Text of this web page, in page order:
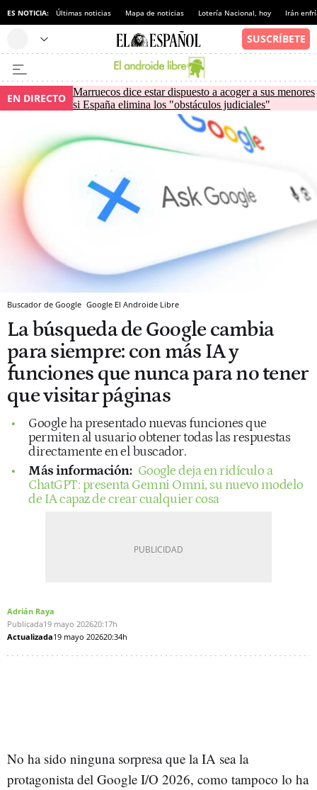
ES NOTICIA: Últimas noticias Mapa de noticias Lotería Nacional, hoy Irán
EN DIRECTO Marruecos dice estar dispuesto a acoger a sus menores
si España elimina los "obstáculos judiciales"
Buscador de Google Google El Androide Libre
La búsqueda de Google cambia
para siempre: con más IA y
funciones que nunca para no tener
que visitar páginas
Google ha presentado nuevas funciones que
permiten al usuario obtener todas las respuestas
directamente en el buscador.
Más información: Google deja en ridículo a
ChatGPT: presenta Gemni Omni, su nuevo modelo
de IA capaz de crear cualquier cosa
Adrián Raya
Publicada19 mayo 202620:17h
Actualizada19 mayo 202620:34h
No ha sido ninguna sorpresa que la IA sea la
protagonista del Google I/O 2026, como tampoco lo ha